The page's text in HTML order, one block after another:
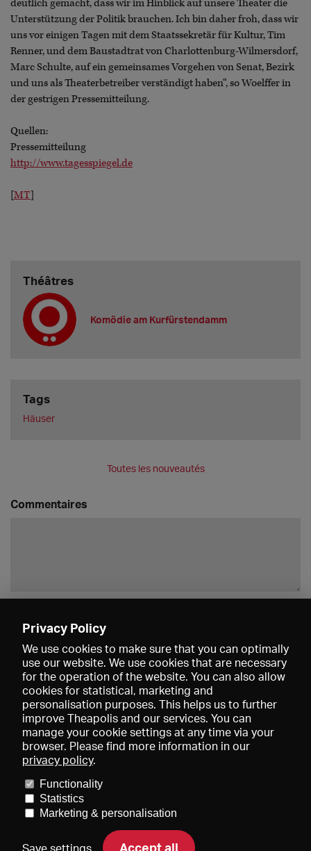
deutlich gemacht, dass wir im Hinblick auf unsere Theater die
Unterstützung der Politik brauchen. Ich bin daher froh, dass wir
uns vor einigen Tagen mit dem Staatssekretär für Kultur, Tim
Renner, und dem Baustadtrat von Charlottenburg-Wilmersdorf,
Marc Schulte, auf ein gemeinsames Vorgehen von Senat, Bezirk
und uns als Theaterbetreiber verständigt haben“, so Woelffer in
der gestrigen Pressemitteilung.
Quellen:
Pressemitteilung
http://www.tagesspiegel.de
[MT]
Théâtres
Komödie am Kurfürstendamm
Tags
Häuser
Toutes les nouveautés
Commentaires
Données médiatiques
Conditions générales de vente
Contact
Aide Newsletter
Privacy Policy
We use cookies to make sure that you can optimally
use our website. We use cookies that are necessary
for the operation of the website. You can also allow
cookies for statistical, marketing and
personalisation purposes. This helps us to further
improve Theapolis and our services. You can
manage your cookie settings at any time via your
browser. Please find more information in our
privacy policy.
Functionality
Statistics
Marketing & personalisation
Save settings Accept all